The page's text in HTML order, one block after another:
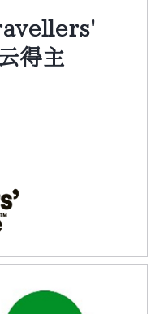
得主